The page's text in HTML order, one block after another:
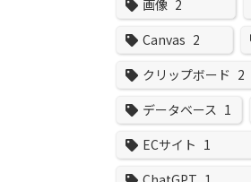
画像 2
Canvas 2
クリップボード 2
データベース 1
ECサイト 1